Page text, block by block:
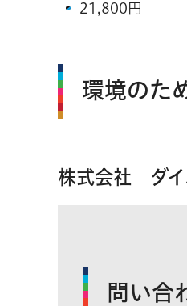
21,800円
環境のた
株式会社 ダ
問い合